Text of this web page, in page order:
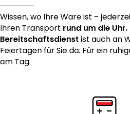
Wissen, wo Ihre Ware ist –
Ihren Transport rund um die Uhr.
Bereitschaftsdienst ist auch an
Feiertagen für Sie da. Für ein
am Tag.